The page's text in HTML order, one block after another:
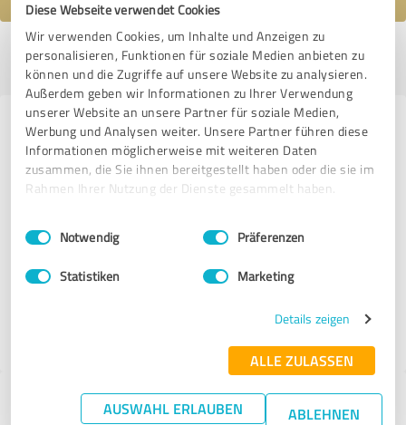
Diese Webseite verwendet Cookies
Wir verwenden Cookies, um Inhalte und Anzeigen zu
personalisieren, Funktionen für soziale Medien anbieten zu
können und die Zugriffe auf unsere Website zu analysieren.
Außerdem geben wir Informationen zu Ihrer Verwendung
unserer Website an unsere Partner für soziale Medien,
Werbung und Analysen weiter. Unsere Partner führen diese
Informationen möglicherweise mit weiteren Daten
zusammen, die Sie ihnen bereitgestellt haben oder die sie im
Rahmen Ihrer Nutzung der Dienste gesammelt haben.
Impressum Datenschutzbestimmungen
Einwilligungsauswahl
Notwendig Präferenzen
Statistiken Marketing
Details zeigen
ALLE ZULASSEN
AUSWAHL ERLAUBEN ABLEHNEN
Profil aktiv seit 25.10.2017 |Letzte Aktualisierung: 03.03.2025|Profil
melden
Erfahrungen zu weiteren
Anbietern aus dem Bereich
Dienstleistungen
HO-MA Elektro Aggregate Service GmbH
236 Bewertungen
Tipp: Die passenden Experten finden - mit